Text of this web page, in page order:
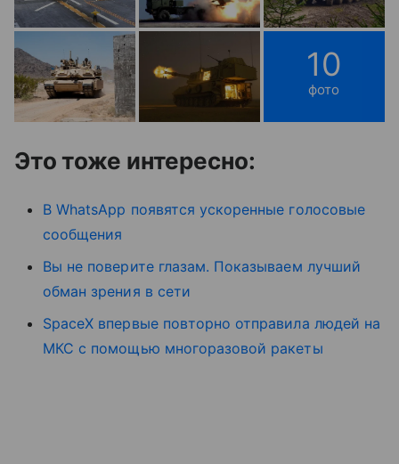
10
фото
Это тоже интересно:
В WhatsApp появятся ускоренные голосовые
сообщения
Вы не поверите глазам. Показываем лучший
обман зрения в сети
SpaceX впервые повторно отправила людей на
МКС с помощью многоразовой ракеты